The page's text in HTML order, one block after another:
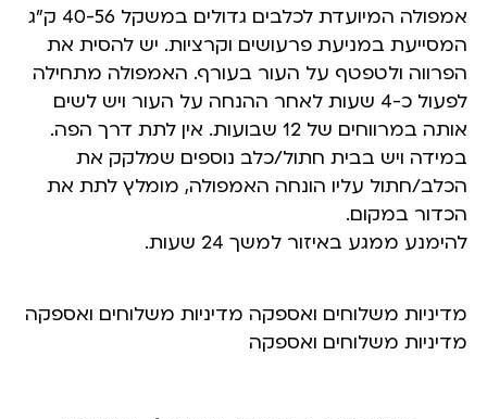
אמפולה המיועדת לכלבים גדולים במשקל 40-56 ק”ג
המסייעת במניעת פרעושים וקרציות. יש להסית את
הפרווה ולטפטף על העור בעורף. האמפולה מתחילה
לפעול כ-4 שעות לאחר ההנחה על העור ויש לשים
אותה במרווחים של 12 שבועות. אין לתת דרך הפה.
במידה ויש בבית חתול/כלב נוספים שמלקק את
הכלב/חתול עליו הונחה האמפולה, מומלץ לתת את
הכדור במקום.
להימנע ממגע באיזור למשך 24 שעות.
מדיניות משלוחים ואספקה מדיניות משלוחים ואספקה
מדיניות משלוחים ואספקה